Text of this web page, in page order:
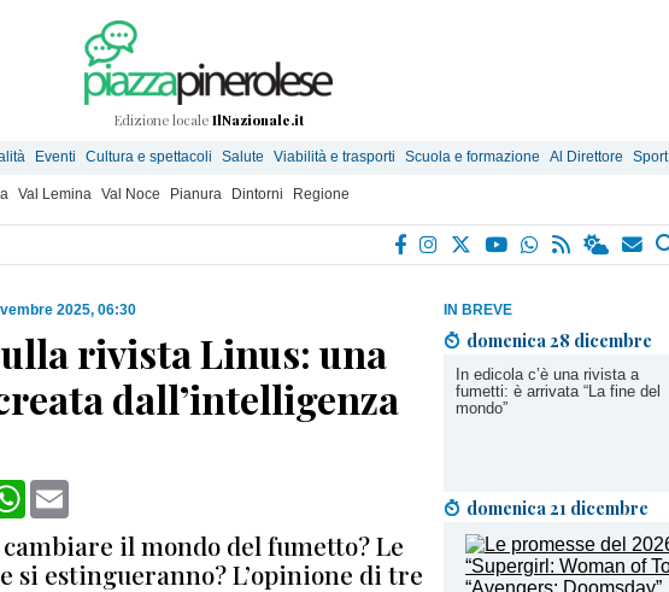
Edizione locale IlNazionale.it
Eventi Cultura e spettacoli Salute Viabilità e trasporti Scuola e formazione Al Direttore Sport
Val Lemina Val Noce Pianura Dintorni Regione
IN BREVE
domenica 28 dicembre
In edicola c’è una rivista a
fumetti: è arrivata “La fine del
mondo”
domenica 21 dicembre
2025, 06:30
rivista Linus: una
dall’intelligenza
WhatsApp
il mondo del fumetto? Le
estingueranno? L’opinione di tre